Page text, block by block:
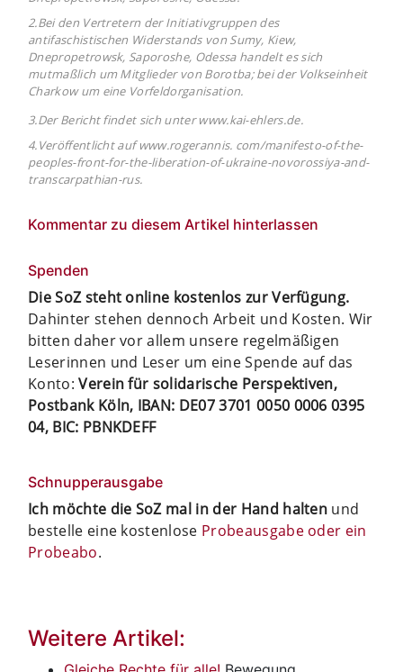
2.Bei den Vertretern der Initiativgruppen des
antifaschistischen Widerstands von Sumy, Kiew,
Dnepropetrowsk, Saporoshe, Odessa handelt es sich
mutmaßlich um Mitglieder von Borotba; bei der Volkseinheit
Charkow um eine Vorfeldorganisation.
3.Der Bericht findet sich unter www.kai-ehlers.de.
4.Veröffentlicht auf www.rogerannis. com/manifesto-of-the-
peoples-front-for-the-liberation-of-ukraine-novorossiya-and-
transcarpathian-rus.
Kommentar zu diesem Artikel hinterlassen
Spenden
Die SoZ steht online kostenlos zur Verfügung.
Dahinter stehen dennoch Arbeit und Kosten. Wir
bitten daher vor allem unsere regelmäßigen
Leserinnen und Leser um eine Spende auf das
Konto:Verein für solidarische Perspektiven,
Postbank Köln, IBAN: DE07 3701 0050 0006 0395
04, BIC: PBNKDEFF
Schnupperausgabe
Ich möchte die SoZ mal in der Hand halten und
bestelle eine kostenlose Probeausgabe oder ein
Probeabo.
Weitere Artikel: